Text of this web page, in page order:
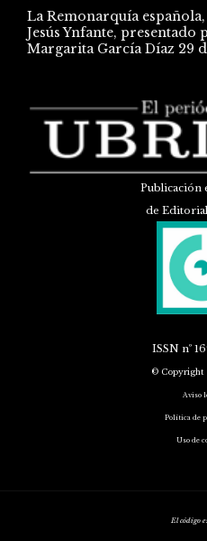
La Remonarquía
Jesús Ynfante,
Margarita García Díaz 29
Publicación
de
ISSN nº
© Copyright
Aviso
Política de
Uso de
El código